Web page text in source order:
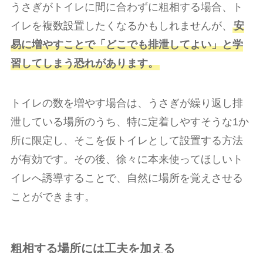
うさぎがトイレに間に合わずに粗相する場合、ト
イレを複数設置したくなるかもしれませんが、 安
易に増やすことで「どこでも排泄してよい」と学
習してしまう恐れがあります。
トイレの数を増やす場合は、うさぎが繰り返し排
泄している場所のうち、特に定着しやすそうな1か
所に限定し、そこを仮トイレとして設置する方法
が有効です。その後、徐々に本来使ってほしいト
イレへ誘導することで、自然に場所を覚えさせる
ことができます。
粗相する場所には工夫を加える